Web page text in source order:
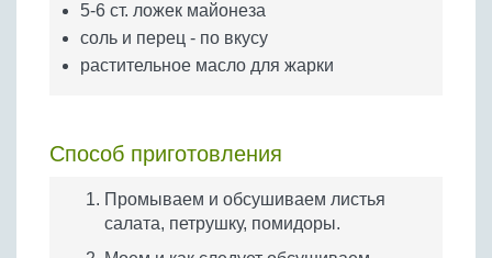
5-6 ст. ложек майонеза
соль и перец - по вкусу
растительное масло для жарки
Способ приготовления
Промываем и обсушиваем листья
салата, петрушку, помидоры.